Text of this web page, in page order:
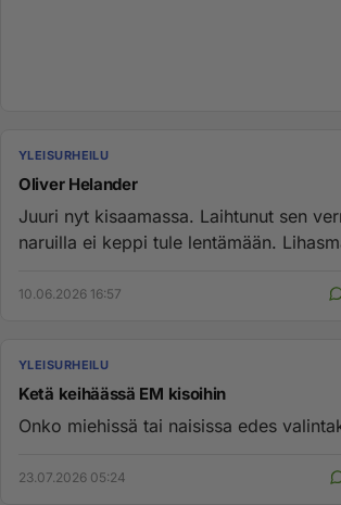
YLEISURHEILU
Oliver Helander
Juuri nyt kisaamassa. Laihtunut sen
naruilla ei keppi tule lentämään. Lihasmassaa lähtenyt
10.06.2026 16:57
YLEISURHEILU
Ketä keihäässä EM kisoihin
Onko miehissä tai naisissa edes
23.07.2026 05:24